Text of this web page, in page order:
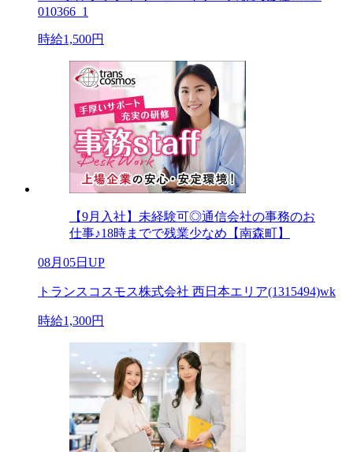
010366_1
時給1,500円
【9月入社】未経験可◎通信会社の事務のお
仕事♪18時までで残業少なめ【南森町】
08月05日UP
トランスコスモス株式会社 西日本エリア(1315494)wk
時給1,300円